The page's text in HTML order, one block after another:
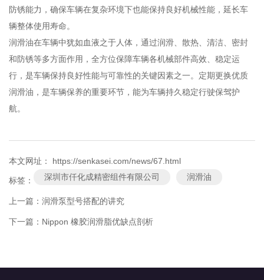
防锈能力，确保车辆在复杂环境下也能保持良好机械性能，延长车
辆整体使用寿命。
润滑油在车辆中犹如血液之于人体，通过润滑、散热、清洁、密封
和防锈等多方面作用，全方位保障车辆各机械部件高效、稳定运
行，是车辆保持良好性能与可靠性的关键因素之一。定期更换优质
润滑油，是车辆保养的重要环节，能为车辆持久稳定行驶保驾护
航。
本文网址： https://senkasei.com/news/67.html
标签： 深圳市仟化成精密组件有限公司 润滑油
上一篇： 润滑泵型号搭配的讲究
下一篇： Nippon 橡胶润滑脂优缺点剖析